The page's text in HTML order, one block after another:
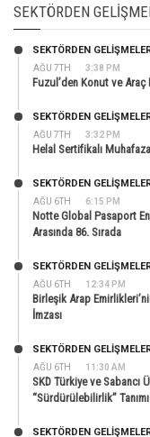
SEKTÖRDEN
AĞU 7TH 3:38 PM
SEKTÖRDEN
Fuzul’den Konut ve Araç
AĞU 7TH 3:32 PM
SEKTÖRDEN
Helal Sertifikalı
AĞU 6TH 6:15 PM
SEKTÖRDEN
Notte Global Pasaport
Arasında 86. Sırada
AĞU 6TH 12:34 PM
SEKTÖRDEN
Birleşik Arap
İmzası
AĞU 6TH 11:30 AM
SEKTÖRDEN
SKD Türkiye ve Sabancı
“Sürdürülebilirlik”
SEKTÖRDEN